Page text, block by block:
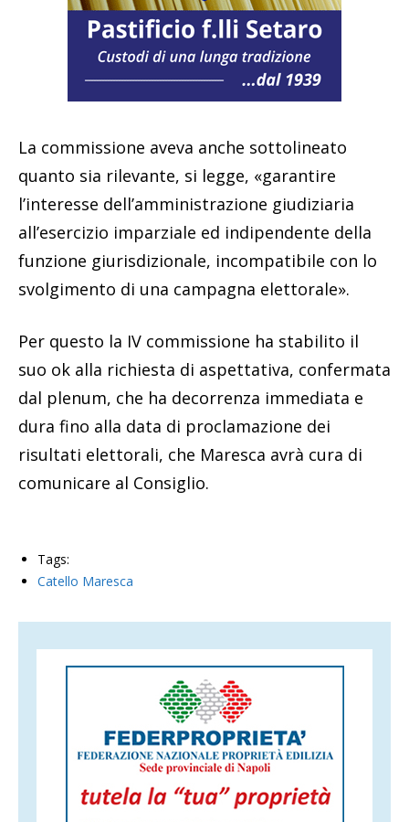
La commissione aveva anche sottolineato
quanto sia rilevante, si legge, «garantire
l’interesse dell’amministrazione giudiziaria
all’esercizio imparziale ed indipendente della
funzione giurisdizionale, incompatibile con lo
svolgimento di una campagna elettorale».
Per questo la IV commissione ha stabilito il
suo ok alla richiesta di aspettativa, confermata
dal plenum, che ha decorrenza immediata e
dura fino alla data di proclamazione dei
risultati elettorali, che Maresca avrà cura di
comunicare al Consiglio.
Tags:
Catello Maresca